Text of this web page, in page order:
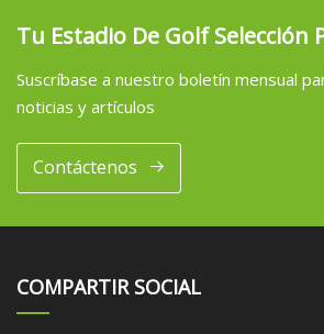
Tu Estadio De Golf Selección
Suscríbase a nuestro boletín mensual
noticias y artículos
Contáctenos
COMPARTIR SOCIAL